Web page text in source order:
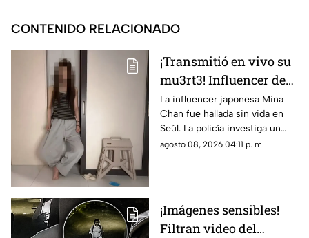
CONTENIDO RELACIONADO
¡Transmitió en vivo su
mu3rt3! Influencer de
k-pop Mina Chan
estaba en su
departamento de Seúl
La influencer japonesa Mina
Chan fue hallada sin vida en
Seúl. La policía investiga un
posible suicidio tras una alerta
agosto 08, 2026 04:11 p. m.
¡Imágenes sensibles!
Filtran video del